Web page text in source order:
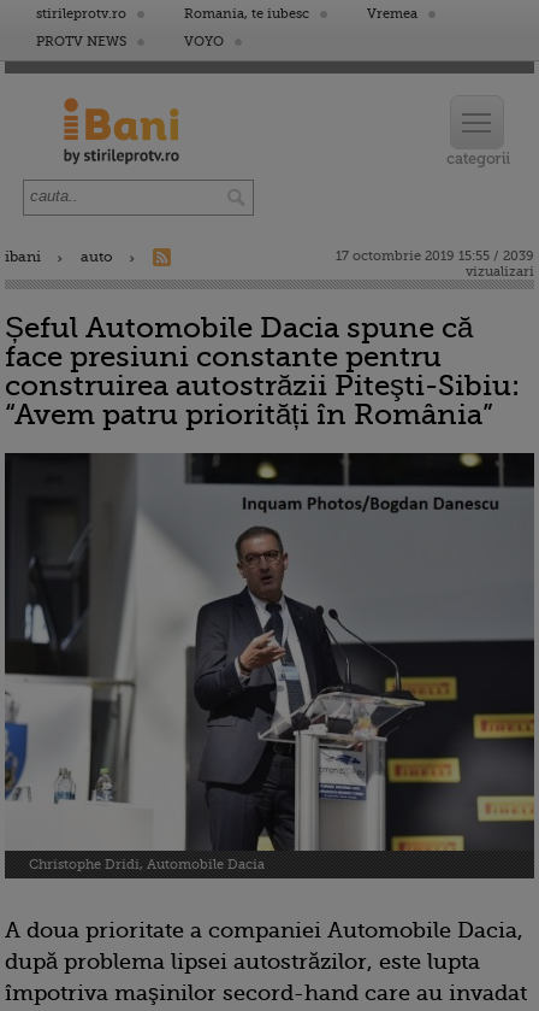
stirileprotv.ro Romania, te iubesc
Vremea
PROTV NEWS
VOYO
ibani auto
17 octombrie 2019 15:55 / 2039
vizualizari
Șeful Automobile Dacia spune că
face presiuni constante pentru
construirea autostrăzii Piteşti-Sibiu:
“Avem patru priorități în România”
Christophe Dridi, Automobile Dacia
A doua prioritate a companiei Automobile Dacia,
după problema lipsei autostrăzilor, este lupta
împotriva maşinilor secord-hand care au invadat